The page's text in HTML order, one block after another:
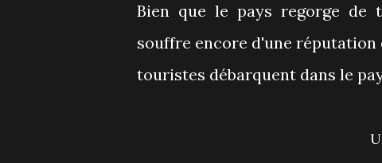
Bien que le pays regorge de
souffre encore d'une réputation
touristes débarquent dans le